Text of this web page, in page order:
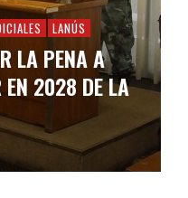
LANÚS
LA PENA A
EN 2028 DE LA